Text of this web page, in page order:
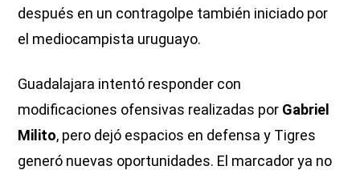
después en un contragolpe también iniciado por
el mediocampista uruguayo.
Guadalajara intentó responder con
modificaciones ofensivas realizadas por Gabriel
Milito, pero dejó espacios en defensa y Tigres
generó nuevas oportunidades. El marcador ya no